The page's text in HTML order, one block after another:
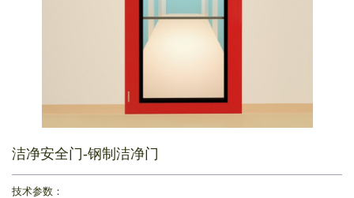
洁净安全门-钢制洁净门
技术参数：